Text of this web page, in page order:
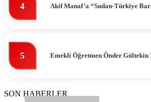
4 Akif Manaf’a “Sudan-Türkiye
5 Emekli Öğretmen Ônder Gültekin
SON HABERLER